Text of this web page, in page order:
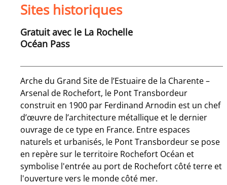
Sites historiques
Gratuit avec le La Rochelle
Océan Pass
Arche du Grand Site de l’Estuaire de la Charente –
Arsenal de Rochefort, le Pont Transbordeur
construit en 1900 par Ferdinand Arnodin est un chef
d’œuvre de l’architecture métallique et le dernier
ouvrage de ce type en France. Entre espaces
naturels et urbanisés, le Pont Transbordeur se pose
en repère sur le territoire Rochefort Océan et
symbolise l'entrée au port de Rochefort côté terre et
l'ouverture vers le monde côté mer.